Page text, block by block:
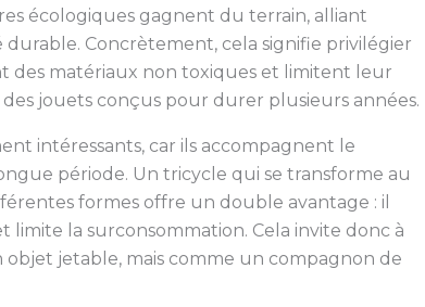
écologiques gagnent du terrain, alliant
Concrètement, cela signifie privilégier
des matériaux non toxiques et limitent leur
jouets conçus pour durer plusieurs années.
intéressants, car ils accompagnent le
période. Un tricycle qui se transforme au
formes offre un double avantage : il
limite la surconsommation. Cela invite donc à
jetable, mais comme un compagnon de